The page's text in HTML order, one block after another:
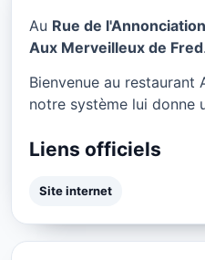
Au Rue de
Aux Merveilleux de Fred.
Bienvenue au restaurant
notre système lui donne
Liens officiels
Site internet